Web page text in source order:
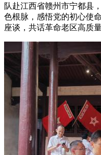
队赴江西省赣州市宁都县
色根脉，感悟党的初心使
座谈，共话革命老区高质量